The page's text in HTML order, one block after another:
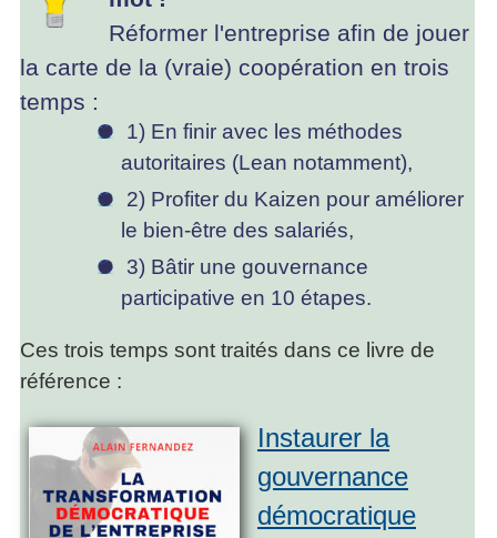
Réformer l'entreprise afin de jouer
la carte de la (vraie) coopération en trois
temps :
1) En finir avec les méthodes
autoritaires (Lean notamment),
2) Profiter du Kaizen pour améliorer
le bien-être des salariés,
3) Bâtir une gouvernance
participative en 10 étapes.
Ces trois temps sont traités dans ce livre de
référence :
Instaurer la
gouvernance
démocratique